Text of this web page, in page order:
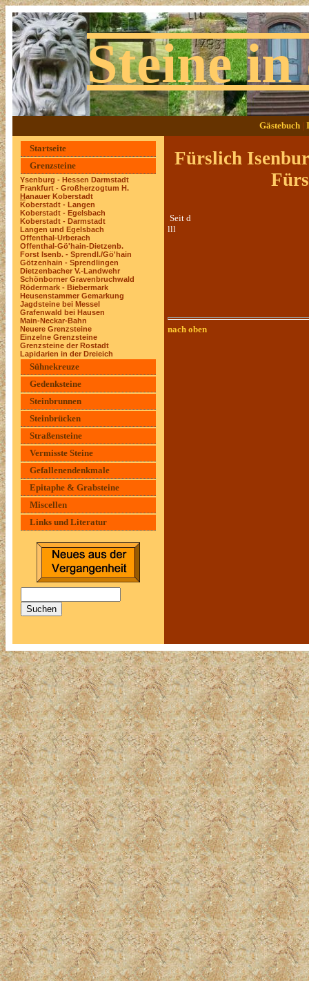
Steine
Gästebuch |
Startseite
Grenzsteine
Ysenburg - Hessen Darmstadt
Frankfurt - Großherzogtum H.
Hanauer Koberstadt
Koberstadt - Langen
Koberstadt - Egelsbach
Koberstadt - Darmstadt
Langen und Egelsbach
Offenthal-Urberach
Offenthal-Gö'hain-Dietzenb.
Forst Isenb. - Sprendl./Gö'hain
Götzenhain - Sprendlingen
Dietzenbacher V.-Landwehr
Schönborner Gravenbruchwald
Rödermark - Biebermark
Heusenstammer Gemarkung
Jagdsteine bei Messel
Grafenwald bei Hausen
Main-Neckar-Bahn
Neuere Grenzsteine
Einzelne Grenzsteine
Grenzsteine der Rostadt
Lapidarien in der Dreieich
Sühnekreuze
Gedenksteine
Steinbrunnen
Steinbrücken
Straßensteine
Vermisste Steine
Gefallenendenkmale
Epitaphe & Grabsteine
Miscellen
Links und Literatur
Seit d
lll
nach oben